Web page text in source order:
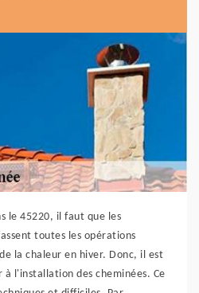
le 45220, il faut que les
toutes les opérations
la chaleur en hiver. Donc, il est
l'installation des cheminées. Ce